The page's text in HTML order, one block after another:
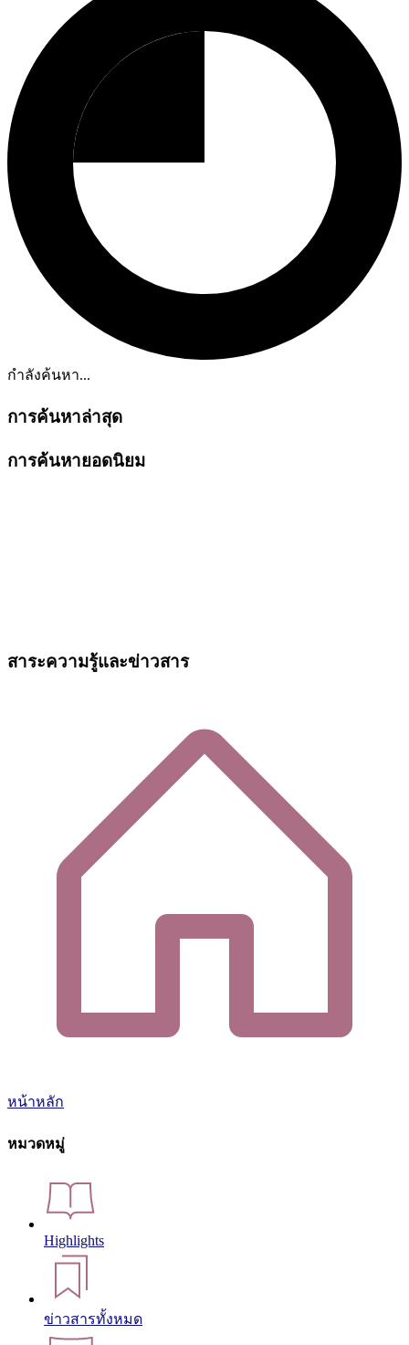
กำลังค้นหา...
การค้นหาล่าสุด
การค้นหายอดนิยม
สาระความรู้และข่าวสาร
หน้าหลัก
หมวดหมู่
Highlights
ข่าวสารทั้งหมด